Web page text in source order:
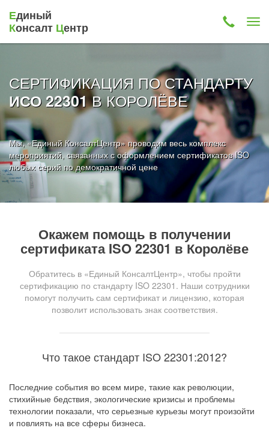
Единый
Консалт Центр
СЕРТИФИКАЦИЯ ПО СТАНДАРТУ
ИСО 22301В КОРОЛЁВЕ
Мы, «Единый КонсалтЦентр» проводим весь комплекс
мероприятий, связанных с оформлением сертификатов ISO
любых серий по демократичной цене
Окажем помощь в получении
сертификата ISO 22301 в Королёве
Обратитесь в «Единый КонсалтЦентр», чтобы пройти
сертификацию по стандарту ISO 22301. Наши сотрудники
помогут получить сам сертификат и лицензию, которая
позволит использовать знак соответствия.
Что такое стандарт ISO 22301:2012?
Последние события во всем мире, такие как революции,
стихийные бедствия, экологические кризисы и проблемы
технологии показали, что серьезные курьезы могут произойти
и повлиять на все сферы бизнеса.